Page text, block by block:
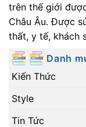
trên thế giới
Châu Âu. Được
thất, y tế, khách
Danh
Kiến Thức
Style
Tin Tức